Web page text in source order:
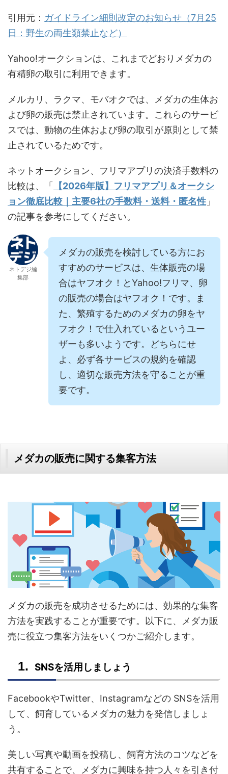
引用元： ガイドライン細則改定のお知らせ（7月25
日：野生の両生類禁止など）
Yahoo!オークションは、これまでどおりメダカの
有精卵の取引に利用できます。
メルカリ、ラクマ、モバオクでは、メダカの生体お
よび卵の販売は禁止されています。これらのサービ
スでは、動物の生体および卵の取引が原則として禁
止されているためです。
ネットオークション、フリマアプリの決済手数料の
比較は、「 【2026年版】フリマアプリ＆オークシ
ョン徹底比較｜主要6社の手数料・送料・匿名性 」
の記事を参考にしてください。
ネトデジ編
集部
メダカの販売を検討している方にお
すすめのサービスは、生体販売の場
合はヤフオク！とYahoo!フリマ、卵
の販売の場合はヤフオク！です。ま
た、繁殖するためのメダカの卵をヤ
フオク！で仕入れているというユー
ザーも多いようです。どちらにせ
よ、必ず各サービスの規約を確認
し、適切な販売方法を守ることが重
要です。
メダカの販売に関する集客方法
メダカの販売を成功させるためには、効果的な集客
方法を実践することが重要です。以下に、メダカ販
売に役立つ集客方法をいくつかご紹介します。
SNSを活用しましょう
FacebookやTwitter、Instagramなどの SNSを活用
して、飼育しているメダカの魅力を発信しましょ
う。
美しい写真や動画を投稿し、飼育方法のコツなどを
共有することで、メダカに興味を持つ人々を引き付